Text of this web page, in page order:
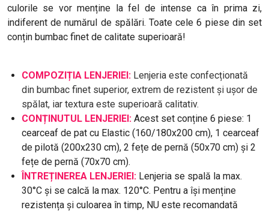
culorile se vor menține la fel de intense ca în prima zi,
indiferent de numărul de spălări. Toate cele 6 piese din set
conțin bumbac finet de calitate superioară!
COMPOZIȚIA LENJERIEI: Lenjeria este confecționată
din bumbac finet superior, extrem de rezistent și ușor de
spălat, iar textura este superioară calitativ.
CONȚINUTUL LENJERIEI: Acest set conține 6 piese: 1
cearceaf de pat cu Elastic (160/180x200 cm), 1 cearceaf
de pilotă (200x230 cm), 2 fețe de pernă (50x70 cm) și 2
fețe de pernă (70x70 cm).
ÎNTREȚINEREA LENJERIEI: Lenjeria se spală la max.
30°C și se calcă la max. 120°C. Pentru a își menține
rezistența și culoarea în timp, NU este recomandată